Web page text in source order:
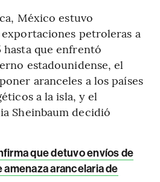
México estuvo
petroleras a
que enfrentó
estadounidense, el
aranceles a los países
a la isla, y el
Sheinbaum decidió
que detuvo envíos de
arancelaria de